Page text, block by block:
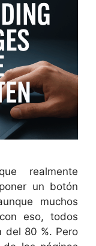
realmente
un botón
muchos
eso, todos
del 80 %. Pero